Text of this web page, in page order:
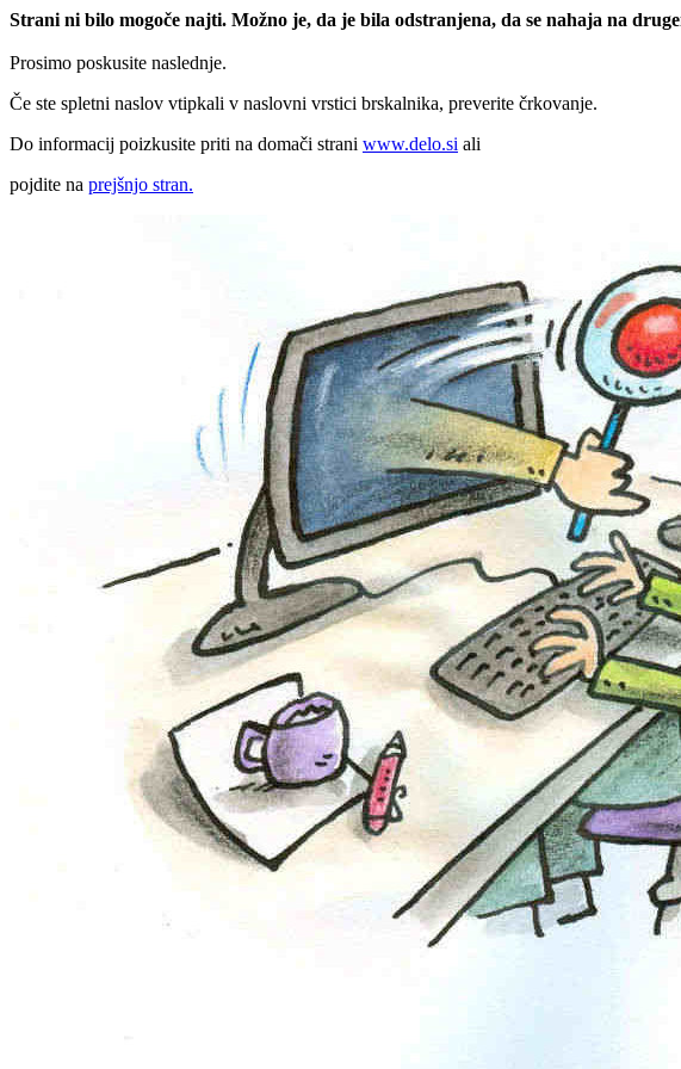
Strani ni bilo mogoče najti. Možno je, da je bila odstranjena, da se nahaja na
Prosimo poskusite naslednje.
Če ste spletni naslov vtipkali v naslovni vrstici brskalnika, preverite črkovanje.
Do informacij poizkusite priti na domači strani www.delo.si ali
pojdite na prejšnjo stran.